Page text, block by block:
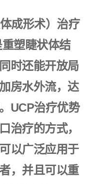
成形术）治疗
塑睫状体结
时还能开放局
房水外流，达
UCP治疗优势
治疗的方式，
以广泛应用于
，并且可以重